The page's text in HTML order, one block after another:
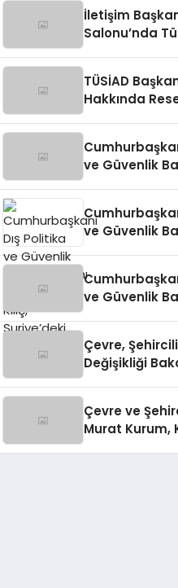
İletişim
Salonu’nda
TÜSİAD
Hakkında
ve Güvenlik
ve Güvenlik
Değerlendirdi
ve Güvenlik
Açıklamalar
Çevre,
Değişikliği
Çevre ve
Murat Kurum,